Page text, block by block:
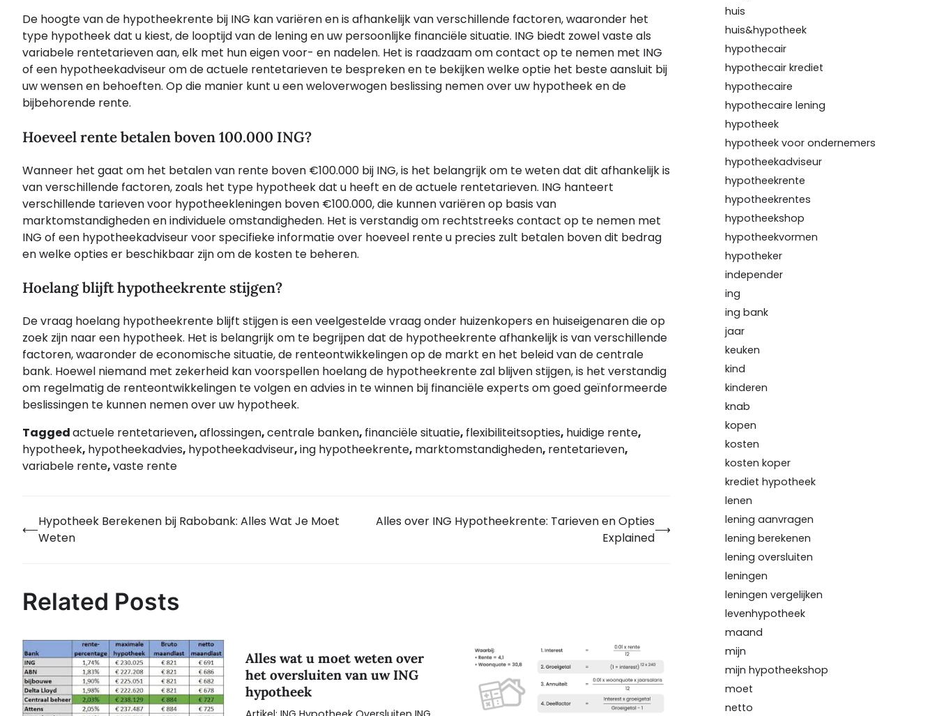
De hoogte van de hypotheekrente bij ING kan variëren en is afhankelijk van verschillende factoren, waaronder het
type hypotheek dat u kiest, de looptijd van de lening en uw persoonlijke financiële situatie. ING biedt zowel vaste als
variabele rentetarieven aan, elk met hun eigen voor- en nadelen. Het is raadzaam om contact op te nemen met ING
of een hypotheekadviseur om de actuele rentetarieven te bespreken en te bekijken welke optie het beste aansluit bij
uw wensen en behoeften. Op die manier kunt u een weloverwogen beslissing nemen over uw hypotheek en de
bijbehorende rente.
Hoeveel rente betalen boven 100.000 ING?
Wanneer het gaat om het betalen van rente boven €100.000 bij ING, is het belangrijk om te weten dat dit afhankelijk is
van verschillende factoren, zoals het type hypotheek dat u heeft en de actuele rentetarieven. ING hanteert
verschillende tarieven voor hypotheekleningen boven €100.000, die kunnen variëren op basis van
marktomstandigheden en individuele omstandigheden. Het is verstandig om rechtstreeks contact op te nemen met
ING of een hypotheekadviseur voor specifieke informatie over hoeveel rente u precies zult betalen boven dit bedrag
en welke opties er beschikbaar zijn om de kosten te beheren.
Hoelang blijft hypotheekrente stijgen?
De vraag hoelang hypotheekrente blijft stijgen is een veelgestelde vraag onder huizenkopers en huiseigenaren die op
zoek zijn naar een hypotheek. Het is belangrijk om te begrijpen dat de hypotheekrente afhankelijk is van verschillende
factoren, waaronder de economische situatie, de renteontwikkelingen op de markt en het beleid van de centrale
bank. Hoewel niemand met zekerheid kan voorspellen hoelang de hypotheekrente zal blijven stijgen, is het verstandig
om regelmatig de renteontwikkelingen te volgen en advies in te winnen bij financiële experts om goed geïnformeerde
beslissingen te kunnen nemen over uw hypotheek.
Taggedactuele rentetarieven,aflossingen,centrale banken, financiële situatie, flexibiliteitsopties, huidige rente,
hypotheek, hypotheekadvies, hypotheekadviseur,ing hypotheekrente, marktomstandigheden, rentetarieven,
variabele rente,vaste rente
Bericht
navigatie
⟵
Hypotheek Berekenen bij Rabobank: Alles Wat Je Moet
Weten
Alles over ING Hypotheekrente: Tarieven en Opties
Explained
⟶
Related Posts
Alles wat u moet weten over
het oversluiten van uw ING
hypotheek
huis
huis&hypotheek
hypothecair
hypothecair krediet
hypothecaire
hypothecaire lening
hypotheek
hypotheek voor ondernemers
hypotheekadviseur
hypotheekrente
hypotheekrentes
hypotheekshop
hypotheekvormen
hypotheker
independer
ing
ing bank
jaar
keuken
kind
kinderen
knab
kopen
kosten
kosten koper
krediet hypotheek
lenen
lening aanvragen
lening berekenen
lening oversluiten
leningen
leningen vergelijken
levenhypotheek
maand
mijn
mijn hypotheekshop
moet
netto